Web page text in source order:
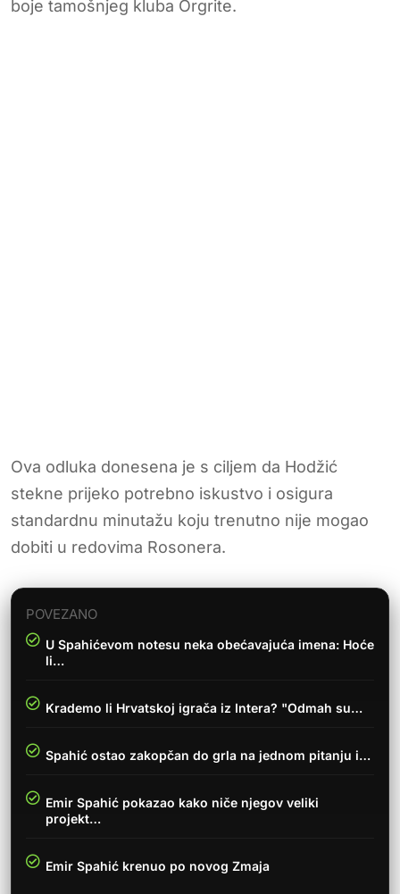
boje tamošnjeg kluba Orgrite.
Ova odluka donesena je s ciljem da Hodžić
stekne prijeko potrebno iskustvo i osigura
standardnu minutažu koju trenutno nije mogao
dobiti u redovima Rosonera.
POVEZANO
U Spahićevom notesu neka obećavajuća imena: Hoće
li…
Krademo li Hrvatskoj igrača iz Intera? "Odmah su…
Spahić ostao zakopčan do grla na jednom pitanju i…
Emir Spahić pokazao kako niče njegov veliki
projekt…
Emir Spahić krenuo po novog Zmaja